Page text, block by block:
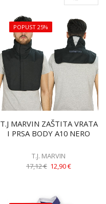
POPUST 25%
T.J MARVIN ZAŠTITA VRATA
I PRSA BODY A10 NERO
T.J. MARVIN
17,12€ 12,90€